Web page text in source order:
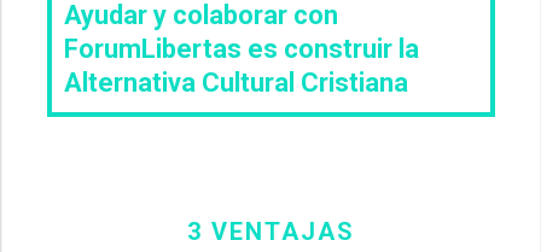
Ayudar y colaborar con
ForumLibertas es construir la
Alternativa Cultural Cristiana
3 VENTAJAS